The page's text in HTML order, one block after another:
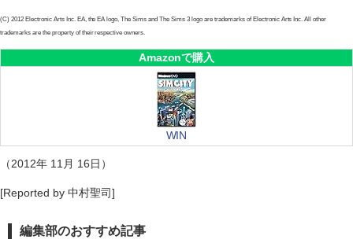
(C) 2012 Electronic Arts Inc. EA, the EA logo, The Sims and The Sims 3 logo are trademarks of Electronic Arts Inc. All other
trademarks are the property of their respective owners.
Amazonで購入
WIN
（2012年 11月 16日）
[Reported by 中村聖司]
編集部のおすすめ記事